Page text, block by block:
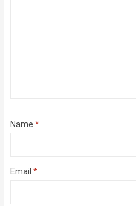
Name *
Email *